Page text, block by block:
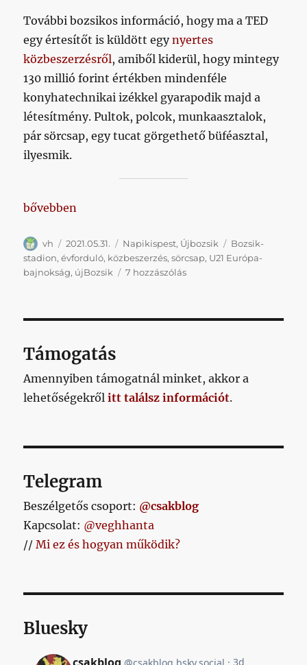
További bozsikos információ, hogy ma a TED
egy értesítőt is küldött egynyertes
közbeszerzésről, amiből kiderül, hogy mintegy
130 millió forint értékben mindenféle
konyhatechnikai izékkel gyarapodik majd a
létesítmény. Pultok, polcok, munkaasztalok,
pár sörcsap, egy tucat görgethető büféasztal,
ilyesmik.
„Napibozsik 2021.05.31.”
bővebben
Szerző
vh Közzétéve
2021.05.31. Kategória
Napikispest, Újbozsik Címke
Bozsik-
stadion,évforduló, közbeszerzés,sörcsap, U21 Európa-
bajnokság, újBozsik 7 hozzászólásNapibozsik
Támogatás
Amennyiben támogatnál minket, akkor a
lehetőségekrőlitt találsz információt.
Telegram
Beszélgetős csoport: @csakblog
Kapcsolat: @veghhanta
//Mi ez és hogyan működik?
Bluesky